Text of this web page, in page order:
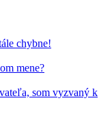
chybne!
mene?
som vyzvaný k